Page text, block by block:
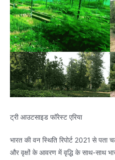
ट्री आउटसाइड फॉरेस्ट एरिया
भारत की वन स्थिति रिपोर्ट 2021 से
और वृक्षों के आवरण में वृद्धि के साथ-साथ